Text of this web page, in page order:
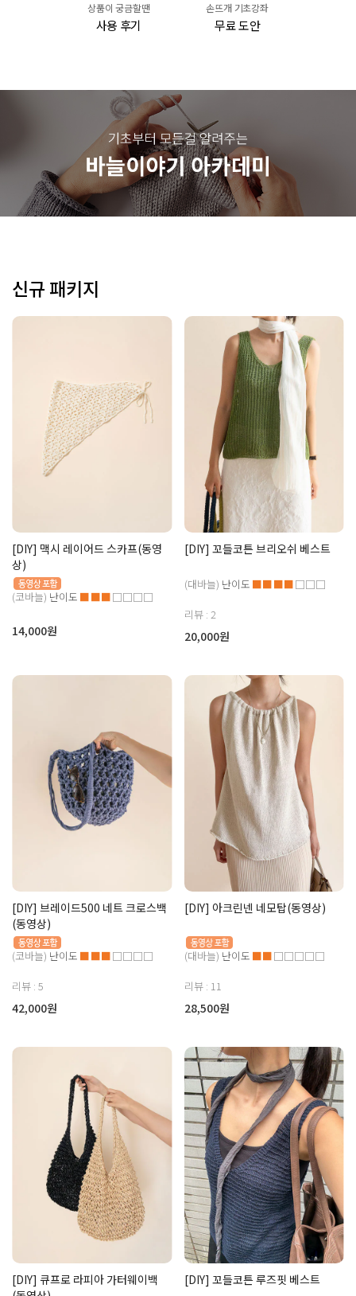
상품이 궁금할땐
사용 후기
손뜨개 기초강좌
무료 도안
신규 패키지
[DIY] 맥시 레이어드 스카프(동영
상)
(코바늘) 난이도 ■■■□□□□
14,000원
[DIY] 꼬들코튼 브리오쉬 베스트
(대바늘) 난이도 ■■■■□□□
리뷰 : 2
20,000원
[DIY] 브레이드500 네트 크로스백
(동영상)
(코바늘) 난이도 ■■■□□□□
리뷰 : 5
42,000원
[DIY] 아크린넨 네모탑(동영상)
(대바늘) 난이도 ■■□□□□□
리뷰 : 11
28,500원
[DIY] 큐프로 라피아 가터웨이백
[DIY] 꼬들코튼 루즈핏 베스트